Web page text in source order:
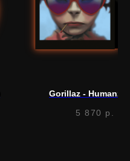
Gorillaz - Humanz
5 870 р.